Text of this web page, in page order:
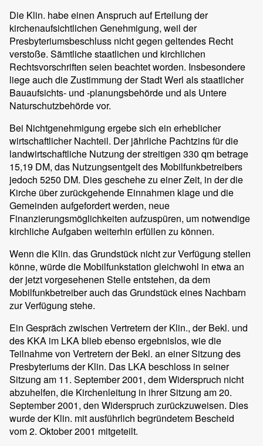
Die Klin. habe einen Anspruch auf Erteilung der
kirchenaufsichtlichen Genehmigung, weil der
Presbyteriumsbeschluss nicht gegen geltendes Recht
verstoße. Sämtliche staatlichen und kirchlichen
Rechtsvorschriften seien beachtet worden. Insbesondere
liege auch die Zustimmung der Stadt Werl als staatlicher
Bauaufsichts- und -planungsbehörde und als Untere
Naturschutzbehörde vor.
Bei Nichtgenehmigung ergebe sich ein erheblicher
wirtschaftlicher Nachteil. Der jährliche Pachtzins für die
landwirtschaftliche Nutzung der streitigen 330 qm betrage
15,19 DM, das Nutzungsentgelt des Mobilfunkbetreibers
jedoch 5250 DM. Dies geschehe zu einer Zeit, in der die
Kirche über zurückgehende Einnahmen klage und die
Gemeinden aufgefordert werden, neue
Finanzierungsmöglichkeiten aufzuspüren, um notwendige
kirchliche Aufgaben weiterhin erfüllen zu können.
Wenn die Klin. das Grundstück nicht zur Verfügung stellen
könne, würde die Mobilfunkstation gleichwohl in etwa an
der jetzt vorgesehenen Stelle entstehen, da dem
Mobilfunkbetreiber auch das Grundstück eines Nachbarn
zur Verfügung stehe.
Ein Gespräch zwischen Vertretern der Klin., der Bekl. und
des KKA im LKA blieb ebenso ergebnislos, wie die
Teilnahme von Vertretern der Bekl. an einer Sitzung des
Presbyteriums der Klin. Das LKA beschloss in seiner
Sitzung am 11. September 2001, dem Widerspruch nicht
abzuhelfen, die Kirchenleitung in ihrer Sitzung am 20.
September 2001, den Widerspruch zurückzuweisen. Dies
wurde der Klin. mit ausführlich begründetem Bescheid
vom 2. Oktober 2001 mitgeteilt.